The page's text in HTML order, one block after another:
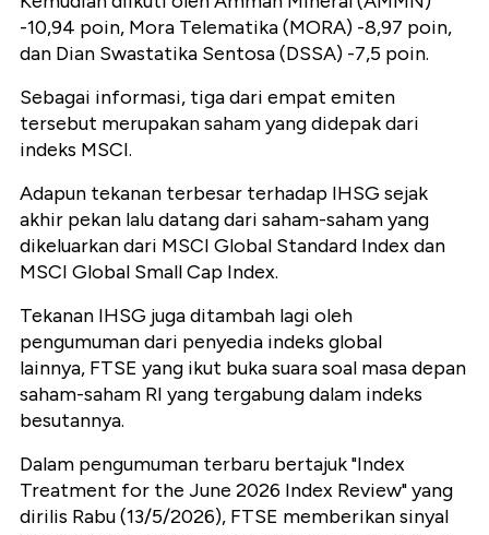
-10,94 poin, Mora Telematika (MORA) -8,97 poin,
dan Dian Swastatika Sentosa (DSSA) -7,5 poin.
Sebagai informasi, tiga dari empat emiten
tersebut merupakan saham yang didepak dari
indeks MSCI.
Adapun tekanan terbesar terhadap IHSG sejak
akhir pekan lalu datang dari saham-saham yang
dikeluarkan dari MSCI Global Standard Index dan
MSCI Global Small Cap Index.
Tekanan IHSG juga ditambah lagi oleh
pengumuman dari penyedia indeks global
lainnya, FTSE yang ikut buka suara soal masa depan
saham-saham RI yang tergabung dalam indeks
besutannya.
Dalam pengumuman terbaru bertajuk "Index
Treatment for the June 2026 Index Review" yang
dirilis Rabu (13/5/2026), FTSE memberikan sinyal